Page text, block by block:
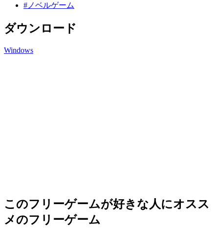
#ノベルゲーム
ダウンロード
Windows
このフリーゲームが好きな人にオスス
メのフリーゲーム